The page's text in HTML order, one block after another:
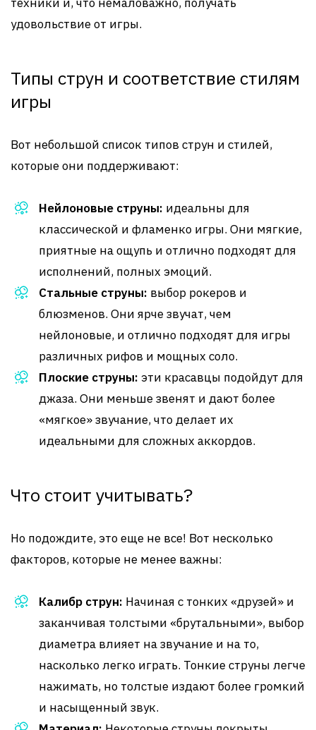
удовольствие от игры.
Типы струн и соответствие стилям
игры
Вот небольшой список типов струн и стилей,
которые они поддерживают:
Нейлоновые струны: идеальны для
классической и фламенко игры. Они мягкие,
приятные на ощупь и отлично подходят для
исполнений, полных эмоций.
Стальные струны: выбор рокеров и
блюзменов. Они ярче звучат, чем
нейлоновые, и отлично подходят для игры
различных рифов и мощных соло.
Плоские струны: эти красавцы подойдут для
джаза. Они меньше звенят и дают более
«мягкое» звучание, что делает их
идеальными для сложных аккордов.
Что стоит учитывать?
Но подождите, это еще не все! Вот несколько
факторов, которые не менее важны:
Калибр струн: Начиная с тонких «друзей» и
заканчивая толстыми «брутальными», выбор
диаметра влияет на звучание и на то,
насколько легко играть. Тонкие струны легче
нажимать, но толстые издают более громкий
и насыщенный звук.